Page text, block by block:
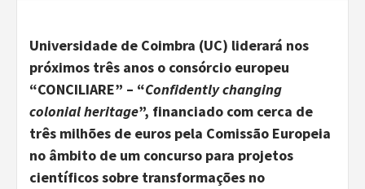
Universidade de Coimbra (UC) liderará nos
próximos três anos o consórcio europeu
“CONCILIARE” – “Confidently changing
colonial heritage”, financiado com cerca de
três milhões de euros pela Comissão Europeia
no âmbito de um concurso para projetos
científicos sobre transformações no